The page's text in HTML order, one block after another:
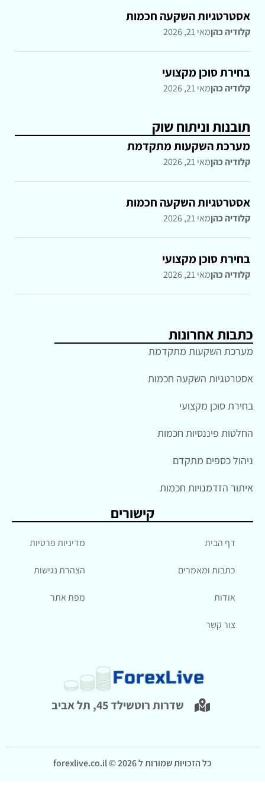
אסטרטגיות השקעה חכמות
קלודיה כהןמאי 21, 2026
בחירת סוכן מקצועי
קלודיה כהןמאי 21, 2026
תובנות וניתוח שוק
מערכת השקעות מתקדמת
קלודיה כהןמאי 21, 2026
אסטרטגיות השקעה חכמות
קלודיה כהןמאי 21, 2026
בחירת סוכן מקצועי
קלודיה כהןמאי 21, 2026
כתבות אחרונות
מערכת השקעות מתקדמת
אסטרטגיות השקעה חכמות
בחירת סוכן מקצועי
החלטות פיננסיות חכמות
ניהול כספים מתקדם
איתור הזדמנויות חכמות
קישורים
דף הבית
כתבות ומאמרים
אודות
צור קשר
מדיניות פרטיות
הצהרת נגישות
מפת אתר
שדרות רוטשילד 45, תל אביב
כל הזכויות שמורות ל forexlive.co.il © 2026